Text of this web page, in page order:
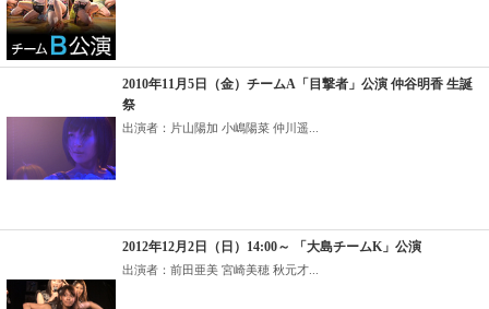
2010年11月5日（金）チームA「目撃者」公演 仲谷明香 生誕
祭
出演者：片山陽加 小嶋陽菜 仲川遥...
2012年12月2日（日）14:00～ 「大島チームK」公演
出演者：前田亜美 宮崎美穂 秋元才...